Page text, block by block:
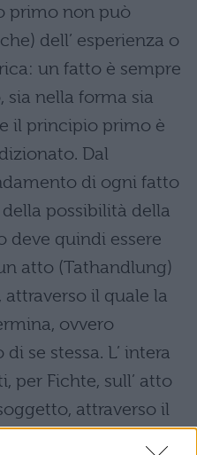
primo non può
dell’ esperienza o
un fatto è sempre
nella forma sia
il principio primo è
Dal
di ogni fatto
possibilità della
deve quindi essere
atto (Tathandlung)
il quale la
ovvero
se stessa. L’ intera
per Fichte, sull’ atto
attraverso il